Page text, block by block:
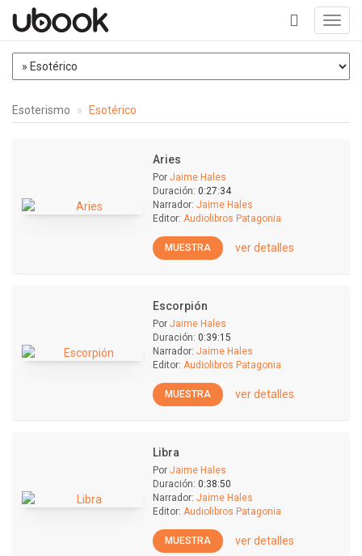
+
Esoterismo Esotérico
Aries
Por Jaime Hales
Duración: 0:27:34
Narrador: Jaime Hales
Editor: Audiolibros Patagonia
MUESTRA ver detalles
Escorpión
Por Jaime Hales
Duración: 0:39:15
Narrador: Jaime Hales
Editor: Audiolibros Patagonia
MUESTRA ver detalles
Libra
Por Jaime Hales
Duración: 0:38:50
Narrador: Jaime Hales
Editor: Audiolibros Patagonia
MUESTRA ver detalles